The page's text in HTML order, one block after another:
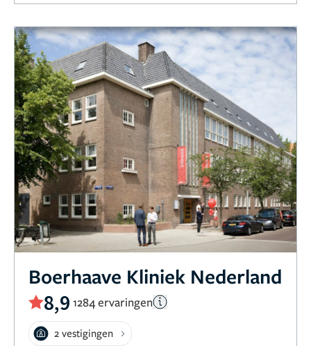
Boerhaave Kliniek Nederland
8,9 1284 ervaringen
2 vestigingen